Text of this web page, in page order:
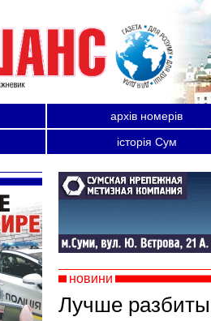
архів номерів
історія Сум
новини
Лучше